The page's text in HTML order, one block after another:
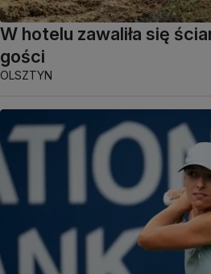
W hotelu zawaliła się
gości
OLSZTYN